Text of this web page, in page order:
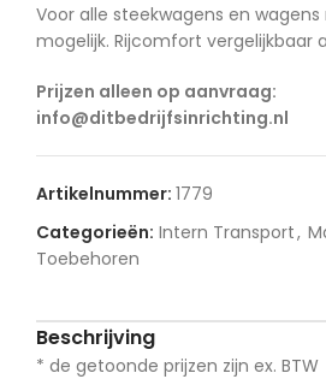
Voor alle steekwagens en
mogelijk. Rijcomfort vergelijkbaar
Prijzen alleen op aanvraag:
info@ditbedrijfsinrichting.nl
Artikelnummer: 1779
Categorieën: Intern Transport,
Toebehoren
Beschrijving
* de getoonde prijzen zijn ex. BTW